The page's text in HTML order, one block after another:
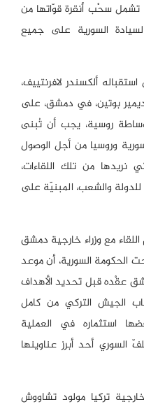
سحْب أنقرة قوّاتها من
السورية على جميع
ألكسندر لافرنتييف،
بوتين، في دمشق، على
روسية، يجب أن تُبنى
وروسيا من أجل الوصول
نريدها من تلك اللقاءات،
للدولة والشعب، المبنيّة على
اللقاء مع وزراء خارجية دمشق
الحكومة السورية، أن موعد
عقْده قبل تحديد الأهداف
الجيش التركي من كامل
استثماره في العملية
السوري أحد أبرز عناوينها
تركيا مولود تشاووش